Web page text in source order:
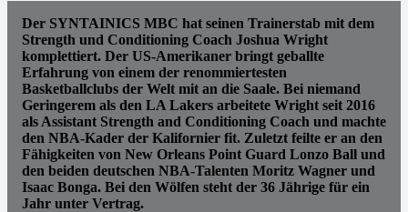
Der SYNTAINICS MBC hat seinen Trainerstab mit dem
Strength und Conditioning Coach Joshua Wright
komplettiert. Der US-Amerikaner bringt geballte
Erfahrung von einem der renommiertesten
Basketballclubs der Welt mit an die Saale. Bei niemand
Geringerem als den LA Lakers arbeitete Wright seit 2016
als Assistant Strength and Conditioning Coach und machte
den NBA-Kader der Kalifornier fit. Zuletzt feilte er an den
Fähigkeiten von New Orleans Point Guard Lonzo Ball und
den beiden deutschen NBA-Talenten Moritz Wagner und
Isaac Bonga. Bei den Wölfen steht der 36 Jährige für ein
Jahr unter Vertrag.